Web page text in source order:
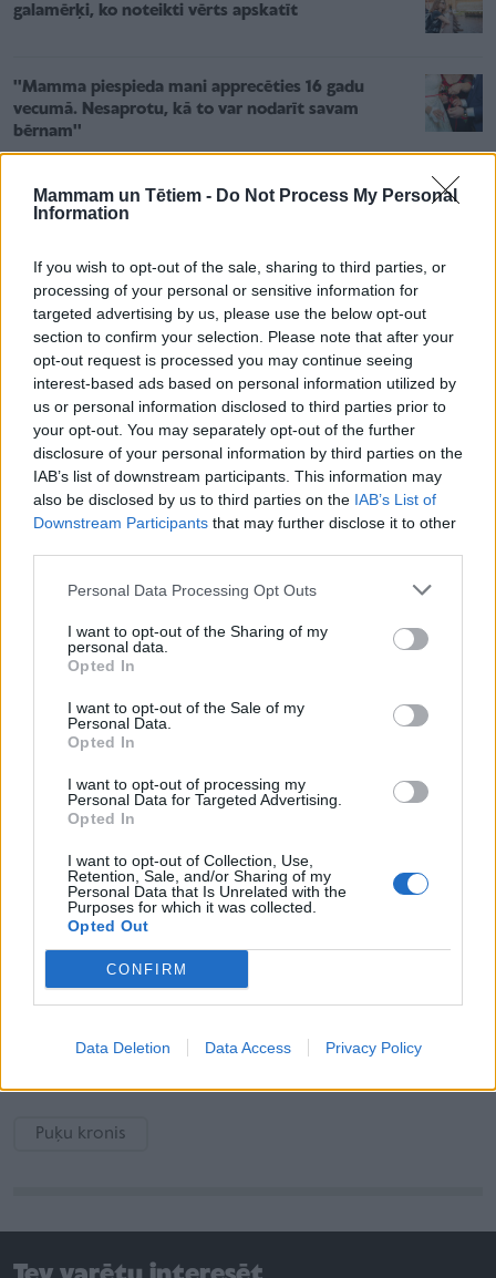
Mammam un Tētiem - Do Not Process My Personal
Information
If you wish to opt-out of the sale, sharing to third parties, or
processing of your personal or sensitive information for
targeted advertising by us, please use the below opt-out
section to confirm your selection. Please note that after your
opt-out request is processed you may continue seeing
interest-based ads based on personal information utilized by
us or personal information disclosed to third parties prior to
your opt-out. You may separately opt-out of the further
disclosure of your personal information by third parties on the
IAB’s list of downstream participants. This information may
also be disclosed by us to third parties on the IAB’s List of
Downstream Participants that may further disclose it to other
Personal Data Processing Opt Outs
I want to opt-out of the Sharing of my
personal data.
Opted In
I want to opt-out of the Sale of my
Personal Data.
Opted In
I want to opt-out of processing my
Personal Data for Targeted Advertising.
Opted In
I want to opt-out of Collection, Use,
Retention, Sale, and/or Sharing of my
Personal Data that Is Unrelated with the
Purposes for which it was collected.
Opted Out
CONFIRM
Data Deletion Data Access Privacy Policy
galamērķi, ko noteikti vērts apskatīt
''Mamma piespieda mani apprecēties 16 gadu
vecumā. Nesaprotu, kā to var nodarīt savam
bērnam''
Sabiedrībā pazīstamas personības aicina apmeklēt
"Laimas" labdarības namiņu
Ja līdz šim esi lasījis tikai romānus, detektīvus vai
pasakas, tad šodien paņem rokās kādu dzejoļu
grāmatu. Varbūt tu atklāsi, ka to lasīšana ir vēl
aizraujošāka par ierastajām grāmatām.
Interesanti!
Vai zināji, ka pastāv arī dažādi dzejas žanri? Ne
vienmēr dzeju iespējams kāda no tiem iedalīt,
bet dzeju mēdz iedalīt stāstījuma, dramatiskajā,
liriskajā, prozaiskajā, satīriskajā žanrā. Tie mēdz
dalīties arī sīkāk.
Par latviešu dzejas aizsākumiem tiek uzskatīts
Jura Alunāna 1856. gadā izdotais krājums
Par latviešu nozīmīgākajiem dzejniekiem tiek
Aspazija, Rainis, Kārlis Skalbe, Edvarts Virza, Fricis
Bārda, Jānis Sudrabkalns, Aleksandrs Čaks, Eriks
Ādamsons, Veronika Strēlerte, Linards Tauns,
Gunars Saliņš, Ojārs Vācietis, Vizma Belševica,
Imants Ziedonis, Knuts Skujenieks, Uldis Bērziņš,
Liāna Langa.
Puķu kronis